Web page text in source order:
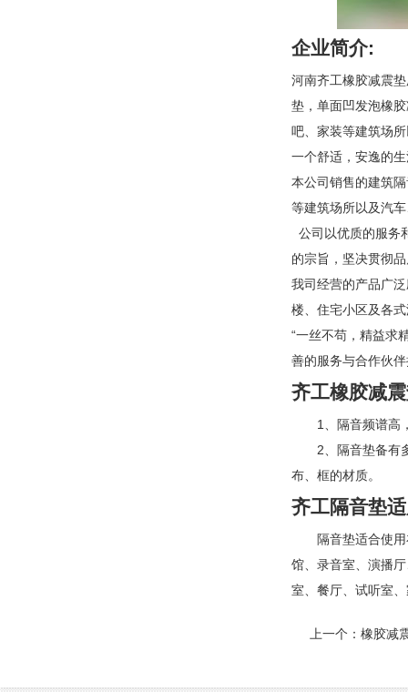
企业简介:
河南齐工橡胶减震
垫，单面凹发泡橡
吧、家装等建筑场
一个舒适，安逸的
本公司销售的建筑
等建筑场所以及汽
公司以优质的服务
的宗旨，坚决贯彻
我司经营的产品广
楼、住宅小区及各
“一丝不苟，精益求
善的服务与合作伙
齐工橡胶减
1、隔音频谱高，
2、隔音垫备有多
布、框的材质。
齐工隔音垫
隔音垫适合使用在
馆、录音室、演播
室、餐厅、试听室
上一个： 橡胶减